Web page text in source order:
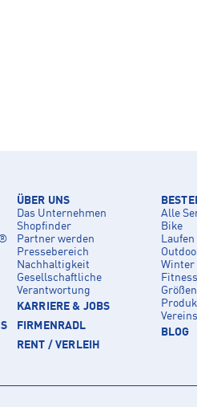
ÜBER UNS
Das Unternehmen
Shopfinder
Partner werden
Pressebereich
Nachhaltigkeit
Gesellschaftliche
Verantwortung
KARRIERE & JOBS
FIRMENRADL
RENT / VERLEIH
Alle
Bike
Laufen
Winter
Fitness
BLOG